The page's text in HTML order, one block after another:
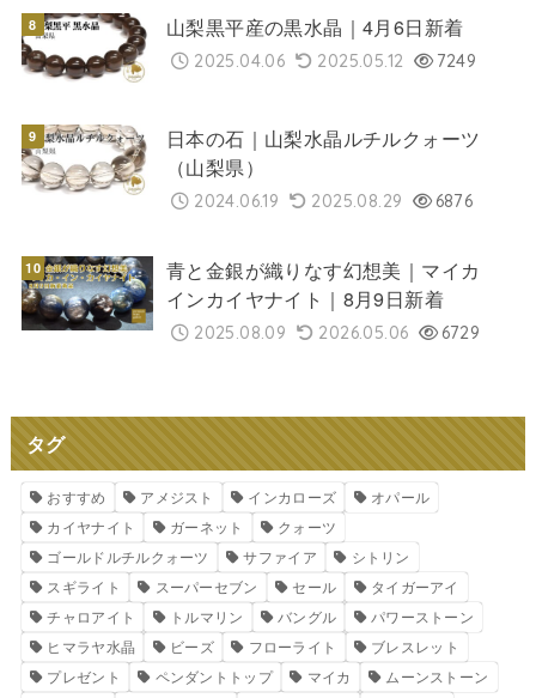
山梨黒平産の黒水晶｜4月6日新着
2025.04.06 2025.05.12 7249
日本の石｜山梨水晶ルチルクォーツ
（山梨県）
2024.06.19 2025.08.29 6876
青と金銀が織りなす幻想美｜マイカ
インカイヤナイト｜8月9日新着
2025.08.09 2026.05.06 6729
タグ
おすすめ アメジスト インカローズ
オパール
カイヤナイト
ガーネット
クォーツ
ゴールドルチルクォーツ
サファイア
シトリン
スギライト
スーパーセブン セール
タイガーアイ
チャロアイト
トルマリン バングル
パワーストーン
ヒマラヤ水晶
ビーズ フローライト
ブレスレット
プレゼント
ペンダントトップ マイカ
ムーンストーン